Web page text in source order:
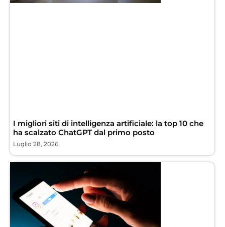
I migliori siti di intelligenza artificiale: la top 10 che
ha scalzato ChatGPT dal primo posto
Luglio 28, 2026